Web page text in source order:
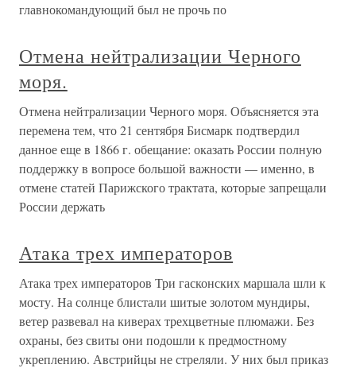
главнокомандующий был не прочь по
Отмена нейтрализации Черного
моря.
Отмена нейтрализации Черного моря. Объясняется эта
перемена тем, что 21 сентября Бисмарк подтвердил
данное еще в 1866 г. обещание: оказать России пол­ную
поддержку в вопросе большой важ­ности — именно, в
отмене статей Парижского трактата, кото­рые запрещали
России держать
Атака трех императоров
Атака трех императоров Три гасконских маршала шли к
мосту. На солнце блистали шитые золотом мундиры,
ветер развевал на киверах трехцветные плюмажи. Без
охраны, без свиты они подошли к предмостному
укреплению. Австрийцы не стреляли. У них был приказ